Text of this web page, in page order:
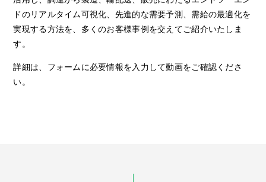
ドのリアルタイム可視化、先進的な需要予測、需給の最適化を
実現する方法を、多くのお客様事例を交えてご紹介いたしま
す。
詳細は、フォームに必要情報を入力して動画をご確認くださ
い。